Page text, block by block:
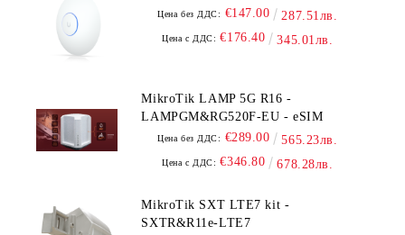
Цена без ДДС: €147.00 287.51лв.
Цена с ДДС: €176.40 345.01лв.
MikroTik LAMP 5G R16 -
LAMPGM&RG520F-EU - eSIM
Цена без ДДС: €289.00 565.23лв.
Цена с ДДС: €346.80 678.28лв.
MikroTik SXT LTE7 kit -
SXTR&R11e-LTE7